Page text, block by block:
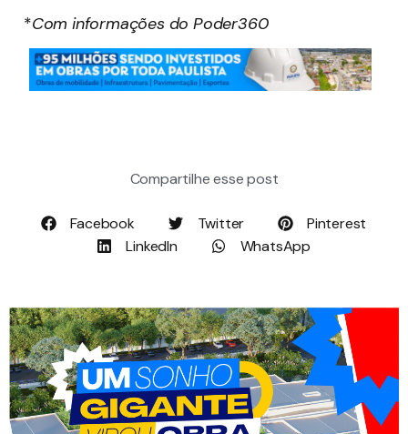
*Com informações do Poder360
Compartilhe esse post
Facebook Twitter
Pinterest
LinkedIn
WhatsApp